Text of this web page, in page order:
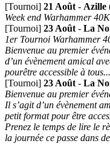
[Tournoi] 21 Août - Azille
Week end Warhammer
[Tournoi] 23 Août - La
1er Tournoi Warhammer
Bienvenue au premier
d’un évènement amical
pourêtre accessible à tous...
[Tournoi] 23 Août - La
Bienvenue au premier
Il s’agit d’un évènement
petit format pour être
Prenez le temps de lire le
la journée ce passe dans